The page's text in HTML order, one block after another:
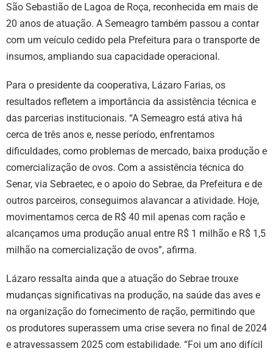
São Sebastião de Lagoa de Roça, reconhecida em mais de
20 anos de atuação. A Semeagro também passou a contar
com um veículo cedido pela Prefeitura para o transporte de
insumos, ampliando sua capacidade operacional.
Para o presidente da cooperativa, Lázaro Farias, os
resultados refletem a importância da assistência técnica e
das parcerias institucionais. “A Semeagro está ativa há
cerca de três anos e, nesse período, enfrentamos
dificuldades, como problemas de mercado, baixa produção e
comercialização de ovos. Com a assistência técnica do
Senar, via Sebraetec, e o apoio do Sebrae, da Prefeitura e de
outros parceiros, conseguimos alavancar a atividade. Hoje,
movimentamos cerca de R$ 40 mil apenas com ração e
alcançamos uma produção anual entre R$ 1 milhão e R$ 1,5
milhão na comercialização de ovos”, afirma.
Lázaro ressalta ainda que a atuação do Sebrae trouxe
mudanças significativas na produção, na saúde das aves e
na organização do fornecimento de ração, permitindo que
os produtores superassem uma crise severa no final de 2024
e atravessassem 2025 com estabilidade. “Foi um ano difícil